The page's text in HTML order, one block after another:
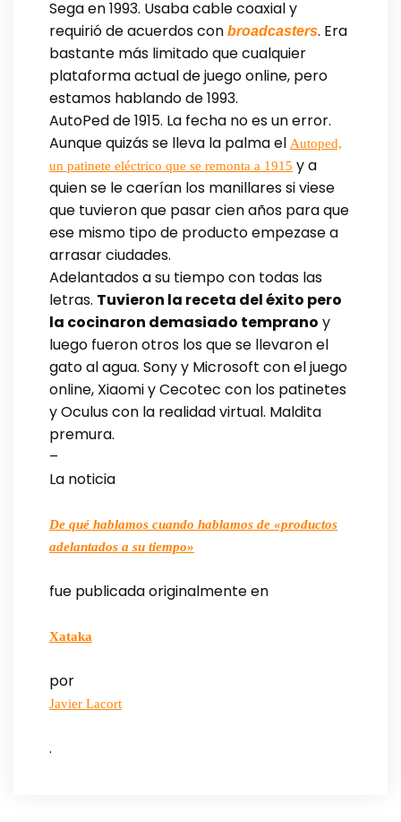
Sega en 1993. Usaba cable coaxial y
requirió de acuerdos con broadcasters. Era
bastante más limitado que cualquier
plataforma actual de juego online, pero
estamos hablando de 1993.
AutoPed de 1915. La fecha no es un error.
Aunque quizás se lleva la palma el Autoped,
un patinete eléctrico que se remonta a 1915 y a
quien se le caerían los manillares si viese
que tuvieron que pasar cien años para que
ese mismo tipo de producto empezase a
arrasar ciudades.
Adelantados a su tiempo con todas las
letras. Tuvieron la receta del éxito pero
la cocinaron demasiado temprano y
luego fueron otros los que se llevaron el
gato al agua. Sony y Microsoft con el juego
online, Xiaomi y Cecotec con los patinetes
y Oculus con la realidad virtual. Maldita
premura.
–
La noticia
De qué hablamos cuando hablamos de «productos
adelantados a su tiempo»
fue publicada originalmente en
Xataka
por
Javier Lacort
.